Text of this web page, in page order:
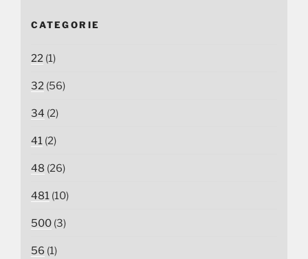
CATEGORIE
22 (1)
32 (56)
34 (2)
41 (2)
48 (26)
481 (10)
500 (3)
56 (1)